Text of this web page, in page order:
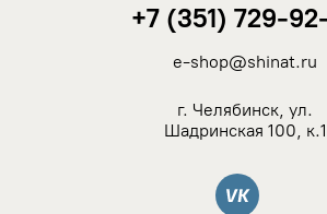
+7 (351) 729-
e-shop@shinat.ru
г. Челябинск, ул.
Шадринская 100, к.1
Вконтакте